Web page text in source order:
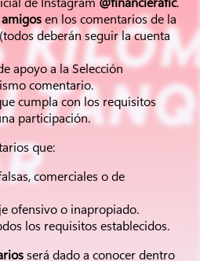
en los comentarios de la
deberán seguir la cuenta
apoyo a la Selección
comentario.
cumpla con los requisitos
participación.
que:
comerciales o de
ofensivo o inapropiado.
los requisitos establecidos.
será dado a conocer dentro